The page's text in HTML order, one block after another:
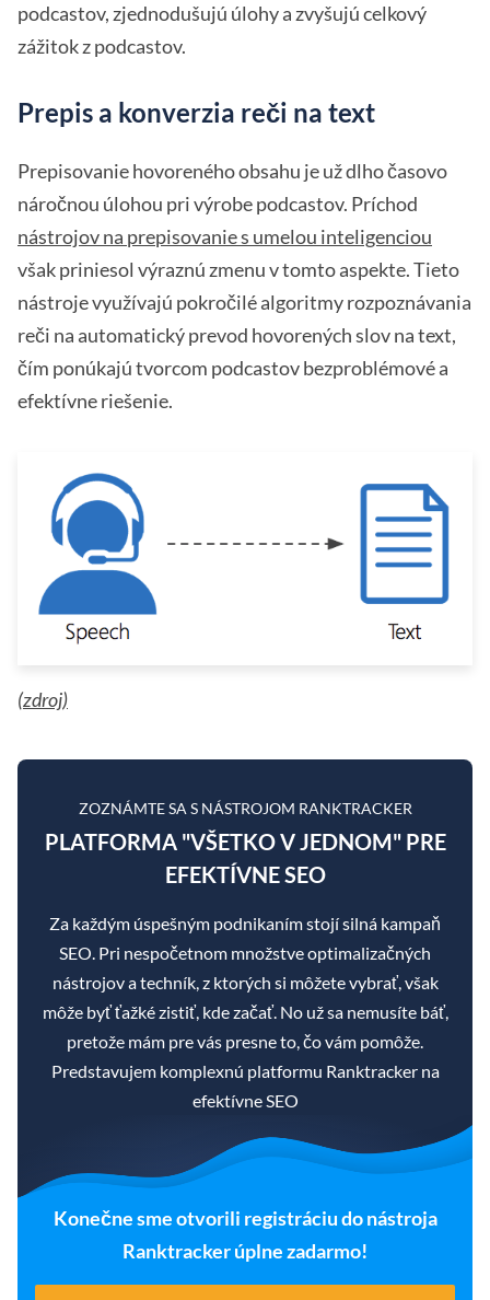
podcastov, zjednodušujú úlohy a zvyšujú celkový
zážitok z podcastov.
Prepis a konverzia reči na text
Prepisovanie hovoreného obsahu je už dlho časovo
náročnou úlohou pri výrobe podcastov. Príchod
nástrojov na prepisovanie s umelou inteligenciou
však priniesol výraznú zmenu v tomto aspekte. Tieto
nástroje využívajú pokročilé algoritmy rozpoznávania
reči na automatický prevod hovorených slov na text,
čím ponúkajú tvorcom podcastov bezproblémové a
efektívne riešenie.
(zdroj)
ZOZNÁMTE SA S NÁSTROJOM RANKTRACKER
PLATFORMA "VŠETKO V JEDNOM" PRE
EFEKTÍVNE SEO
Za každým úspešným podnikaním stojí silná kampaň
SEO. Pri nespočetnom množstve optimalizačných
nástrojov a techník, z ktorých si môžete vybrať, však
môže byť ťažké zistiť, kde začať. No už sa nemusíte báť,
pretože mám pre vás presne to, čo vám pomôže.
Predstavujem komplexnú platformu Ranktracker na
efektívne SEO
Konečne sme otvorili registráciu do nástroja
Ranktracker úplne zadarmo!